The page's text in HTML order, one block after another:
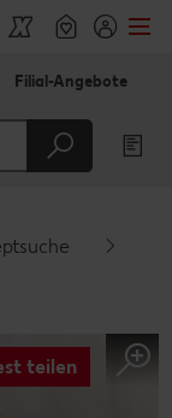
Filial-Angebote
teilen